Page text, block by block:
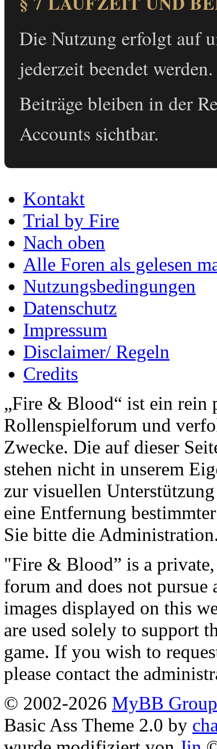
Die Nutzung erfolgt auf
jederzeit beendet werden.
Beiträge bleiben in der
Accounts sichtbar.
Kontakt
Trial by Fire
Nach oben
Alle Foren als gelesen
Nutzungsbedingungen
Datenschutz
Impressum
Disclaimer/ Regeln
Credits
„Fire & Blood“ ist ein rein
Rollenspielforum und
Zwecke. Die auf dieser
stehen nicht in unserem
zur visuellen
eine Entfernung
Sie bitte die
"Fire & Blood” is a
forum and does not pursue
images displayed on this
are used solely to support
game. If you wish to
please contact the
© 2002-2026 MyBB Group
Basic Ass Theme 2.0 by